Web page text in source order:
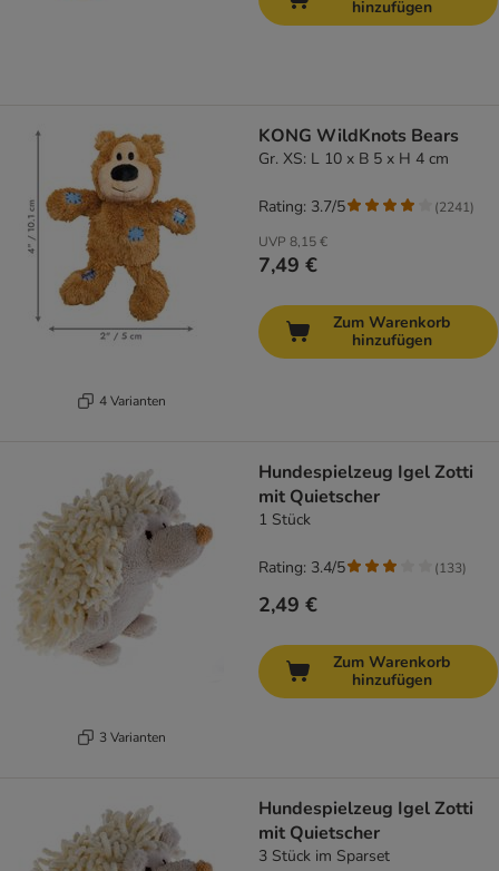
hinzufügen
4 Varianten
KONG WildKnots Bears
Gr. XS: L 10 x B 5 x H 4 cm
UVP 8,15 €
7,49 €
Rating: 3.7/5 (2241)
Zum Warenkorb
hinzufügen
3 Varianten
Hundespielzeug Igel Zotti
mit Quietscher
1 Stück
2,49 €
Rating: 3.4/5 (133)
Zum Warenkorb
hinzufügen
Hundespielzeug Igel Zotti
mit Quietscher
3 Stück im Sparset